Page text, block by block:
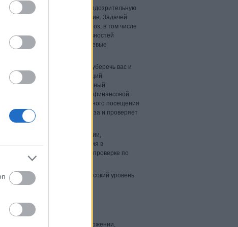
Lab, отслеживает подозрительную
на подозрительное поведение. Задачей
действий сетевых угроз, в том числе
и других сетевых активностей
методы и блокирует все сетевые
вредоносного ПО. Чтобы уберечь вас и
сканирует входящий и исходящий
обнаружения угроз, улучшенный
до вашей персональной и финансовой
Для предотвращения случайного посещения
методы эвристического анализа и проверяет
времени при их открытии,
угрозы еще до их попадания в
обнаружения угроз при проверке по
обеспечивают неизменно высокий уровень
iSwift, реализованная в приложении,